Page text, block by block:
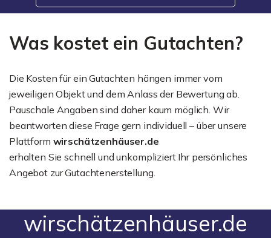
Was kostet ein Gutachten?
Die Kosten für ein Gutachten hängen immer vom
jeweiligen Objekt und dem Anlass der Bewertung ab.
Pauschale Angaben sind daher kaum möglich. Wir
beantworten diese Frage gern individuell – über unsere
Plattform wirschätzenhäuser.de
erhalten Sie schnell und unkompliziert Ihr persönliches
Angebot zur Gutachtenerstellung.
wirschätzenhäuser.de